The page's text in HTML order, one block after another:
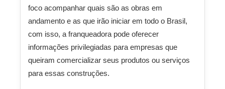
foco acompanhar quais são as obras em
andamento e as que irão iniciar em todo o Brasil,
com isso, a franqueadora pode oferecer
informações privilegiadas para empresas que
queiram comercializar seus produtos ou serviços
para essas construções.